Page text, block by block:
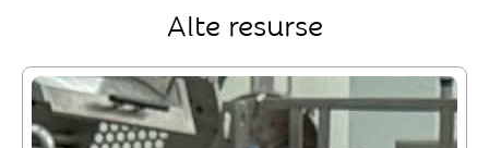
Alte resurse